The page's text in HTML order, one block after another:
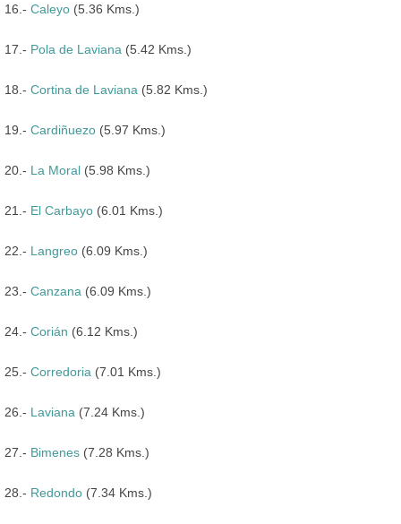
16.- Caleyo (5.36 Kms.)
17.- Pola de Laviana (5.42 Kms.)
18.- Cortina de Laviana (5.82 Kms.)
19.- Cardiñuezo (5.97 Kms.)
20.- La Moral (5.98 Kms.)
21.- El Carbayo (6.01 Kms.)
22.- Langreo (6.09 Kms.)
23.- Canzana (6.09 Kms.)
24.- Corián (6.12 Kms.)
25.- Corredoria (7.01 Kms.)
26.- Laviana (7.24 Kms.)
27.- Bimenes (7.28 Kms.)
28.- Redondo (7.34 Kms.)